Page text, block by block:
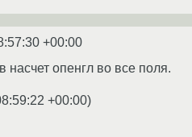
+00:00
опенгл во все поля.
+00:00)